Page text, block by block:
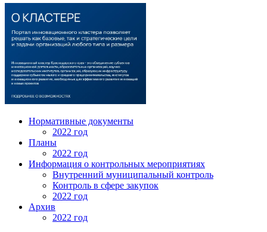
Нормативные документы
2022 год
Планы
2022 год
Информация о контрольных мероприятиях
Внутренний муниципальный контроль
Контроль в сфере закупок
2022 год
Архив
2022 год